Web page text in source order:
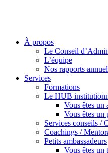
À propos
Le Conseil
L’équipe
Nos rapports
Services
Formations
Le HUB
Vous êtes un
Vous êtes un
Services conseils /
Coachings /
Petits ambassadeurs
Vous êtes un